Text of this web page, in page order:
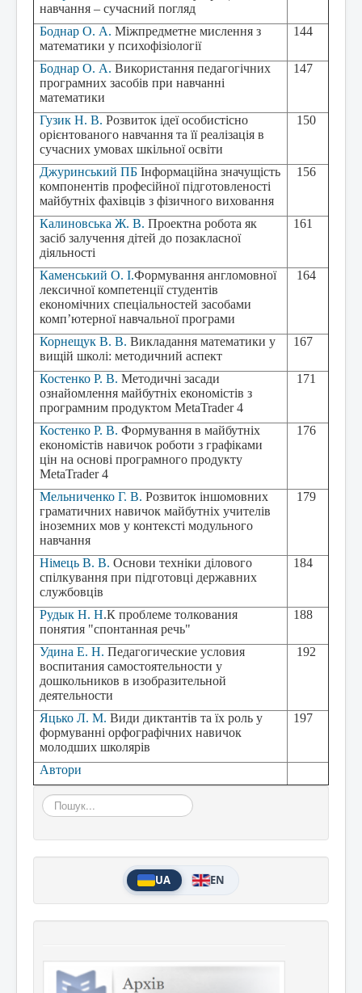
навчання – сучасний погляд
Боднар О. А. Міжпредметне мислення з
математики у психофізіології
144
Боднар О. А. Використання педагогічних
програмних засобів при навчанні
математики
147
Гузик Н. В. Розвиток ідеї особистісно
орієнтованого навчання та її реалізація в
сучасних умовах шкільної освіти
150
Джуринський ПБ Інформаційна значущість
компонентів професійної підготовленості
майбутніх фахівців з фізичного виховання
156
Калиновська Ж. В. Проектна робота як
засіб залучення дітей до позакласної
діяльності
161
Каменський О. І.Формуванняангломовної
лексичної компетенції студентів
економічних спеціальностей засобами
комп’ютерноїнавчальної програми
164
Корнещук В. В. Викладання математики у
вищій школі: методичний аспект
167
Костенко Р. В. Методичні засади
ознайомлення майбутніх економістів з
програмним продуктом MetaTrader 4
171
Костенко Р. В. Формування в майбутніх
економістів навичок роботи з графіками
цін на основі програмного продукту
MetaTrader4
176
Мельниченко Г. В. Розвиток іншомовних
граматичних навичок майбутніх учителів
іноземних мов у контексті модульного
навчання
179
Німець В. В. Основи техніки ділового
спілкування при підготовці державних
службовців
184
Рудык Н. Н.К проблеме толкования
понятия "спонтанная речь"
188
Удина Е. Н. Педагогические условия
воспитания самостоятельности у
дошкольников в изобразительной
деятельности
192
Яцько Л. М. Види диктантів та їх рольу
формуванні орфографічних навичок
молодших школярів
197
Автори
Пошук...
UA EN